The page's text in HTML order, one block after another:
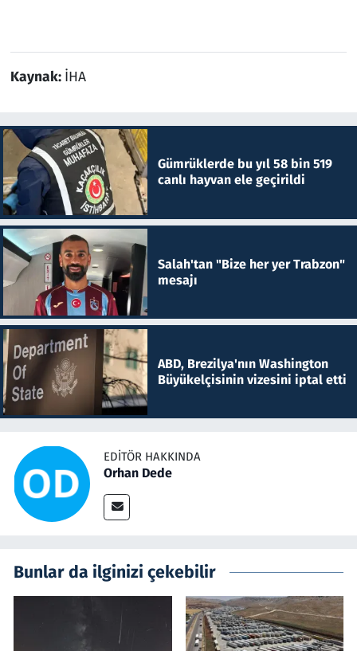
Kaynak: İHA
Gümrüklerde bu yıl 58 bin 519
canlı hayvan ele geçirildi
Salah'tan "Bize her yer Trabzon"
mesajı
ABD, Brezilya'nın Washington
Büyükelçisinin vizesini iptal etti
EDITÖR HAKKINDA
Orhan Dede
Bunlar da ilginizi çekebilir